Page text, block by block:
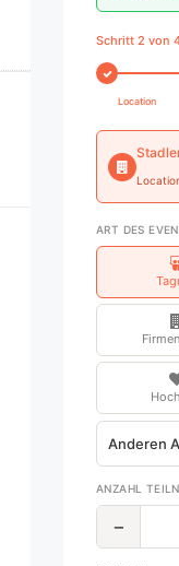
Schritt 2 von
Location
ART DES
ANZAHL
−